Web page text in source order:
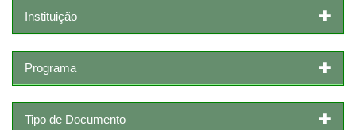
Instituição
Programa
Tipo de Documento